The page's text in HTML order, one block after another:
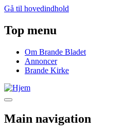
Gå til hovedindhold
Top menu
Om Brande Bladet
Annoncer
Brande Kirke
Main navigation